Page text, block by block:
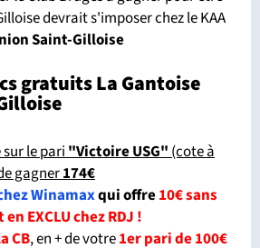
devrait s'imposer chez le KAA
Saint-Gilloise
gratuits La Gantoise
sur le pari"Victoire USG"(cote à
gagner174€
Winamaxqui offre10€ sans
EXCLU chez RDJ !
CB, en + de votre1er pari de 100€